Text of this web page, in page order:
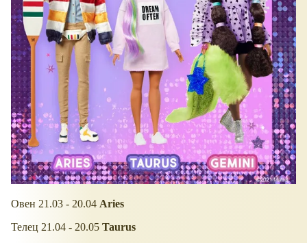
Овен 21.03 - 20.04 Aries
Телец 21.04 - 20.05 Taurus